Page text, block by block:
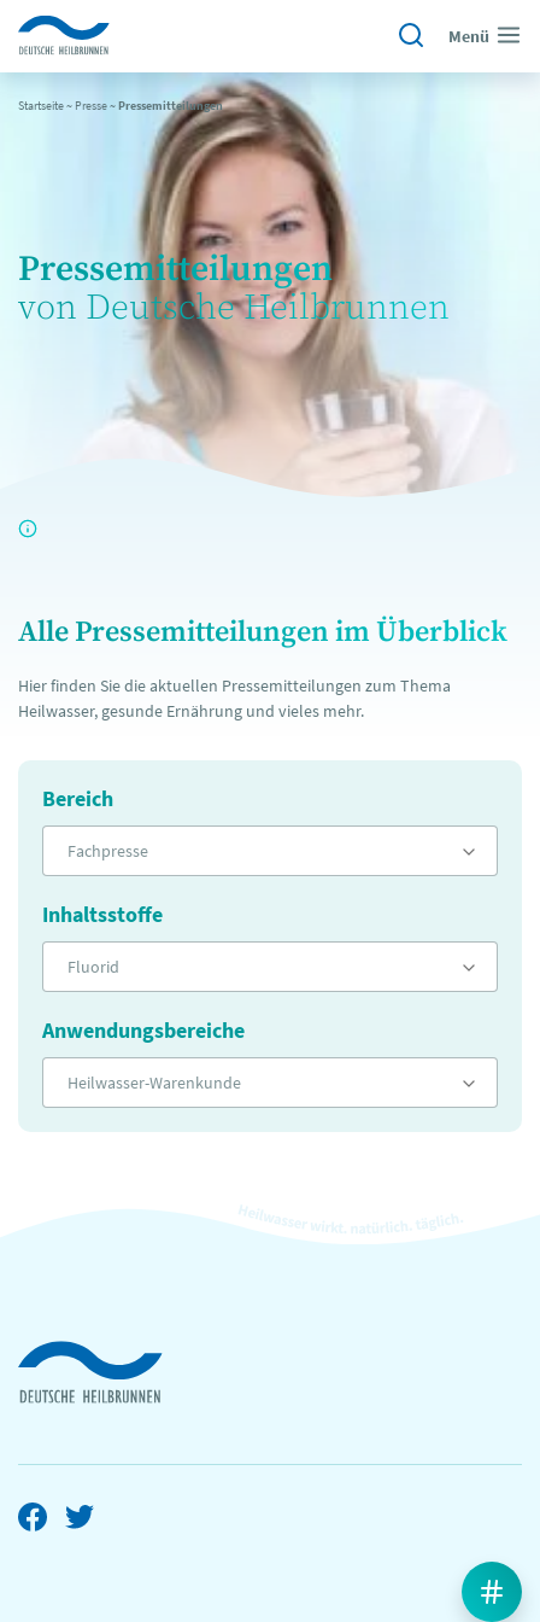
Menü
Startseite~ Presse~Pressemitteilungen
Pressemitteilungen
von Deutsche Heilbrunnen
Alle Pressemitteilungen im Überblick
Hier finden Sie die aktuellen Pressemitteilungen zum Thema
Heilwasser, gesunde Ernährung und vieles mehr.
Bereich
Fachpresse
Inhaltsstoffe
Fluorid
Anwendungsbereiche
Heilwasser-Warenkunde